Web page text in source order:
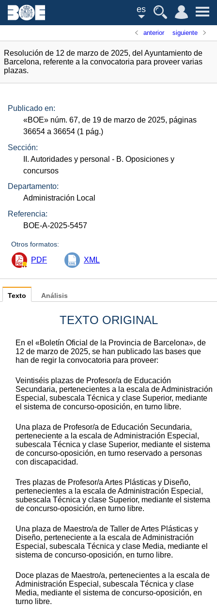
es
anterior siguiente
Resolución de 12 de marzo de 2025, del Ayuntamiento de
Barcelona, referente a la convocatoria para proveer varias
plazas.
Publicado en:
«BOE» núm. 67, de 19 de marzo de 2025, páginas
36654 a 36654 (1 pág.)
Sección:
II. Autoridades y personal - B. Oposiciones y
concursos
Departamento:
Administración Local
Referencia:
BOE-A-2025-5457
Otros formatos:
PDF XML
Texto
TEXTO ORIGINAL
En el «Boletín Oficial de la Provincia de Barcelona», de
12 de marzo de 2025, se han publicado las bases que
han de regir la convocatoria para proveer:
Veintiséis plazas de Profesor/a de Educación
Secundaria, pertenecientes a la escala de Administración
Especial, subescala Técnica y clase Superior, mediante
el sistema de concurso-oposición, en turno libre.
Una plaza de Profesor/a de Educación Secundaria,
perteneciente a la escala de Administración Especial,
subescala Técnica y clase Superior, mediante el sistema
de concurso-oposición, en turno reservado a personas
con discapacidad.
Tres plazas de Profesor/a Artes Plásticas y Diseño,
pertenecientes a la escala de Administración Especial,
subescala Técnica y clase Superior, mediante el sistema
de concurso-oposición, en turno libre.
Una plaza de Maestro/a de Taller de Artes Plásticas y
Diseño, perteneciente a la escala de Administración
Especial, subescala Técnica y clase Media, mediante el
sistema de concurso-oposición, en turno libre.
Doce plazas de Maestro/a, pertenecientes a la escala de
Administración Especial, subescala Técnica y clase
Media, mediante el sistema de concurso-oposición, en
turno libre.
Análisis